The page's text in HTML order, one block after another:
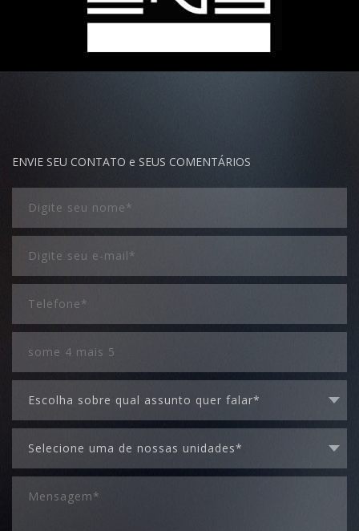
ENVIE SEU CONTATO e SEUS COMENTÁRIOS